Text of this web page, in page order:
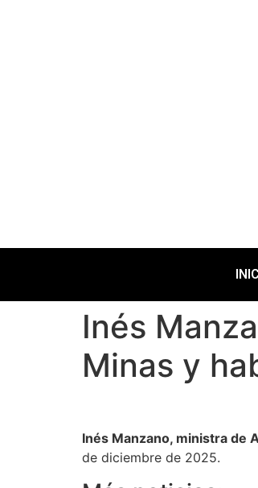
Inés
Minas y
Inés Manzano, ministra de
de diciembre de 2025.